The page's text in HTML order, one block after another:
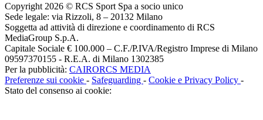
Copyright 2026 © RCS Sport Spa a socio unico
Sede legale: via Rizzoli, 8 – 20132 Milano
Soggetta ad attività di direzione e coordinamento di RCS
MediaGroup S.p.A.
Capitale Sociale € 100.000 – C.F./P.IVA/Registro Imprese di Milano
09597370155 - R.E.A. di Milano 1302385
Per la pubblicità: CAIRORCS MEDIA
Preferenze sui cookie - Safeguarding - Cookie e Privacy Policy -
Stato del consenso ai cookie: